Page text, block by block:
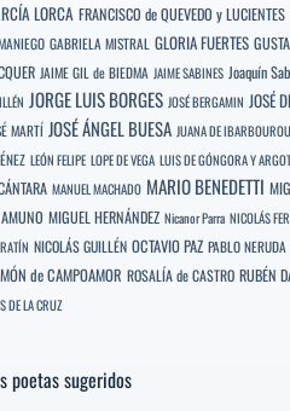
LORCA FRANCISCO de QUEVEDO y LUCIENTES
GABRIELA MISTRAL GLORIA FUERTES
JAIME GIL de BIEDMA JAIME SABINES Joaquín
JORGE LUIS BORGES JOSÉ BERGAMIN JOSÉ
MARTÍ JOSÉ ÁNGEL BUESA JUANA DE IBARBOUROU
LEÓN FELIPE LOPE DE VEGA LUIS DE GÓNGORA Y
MANUEL MACHADO MARIO BENEDETTI
MIGUEL HERNÁNDEZ Nicanor Parra NICOLÁS
NICOLÁS GUILLÉN OCTAVIO PAZ PABLO NERUDA
de CAMPOAMOR ROSALÍA de CASTRO RUBÉN
DE LA CRUZ
poetas sugeridos